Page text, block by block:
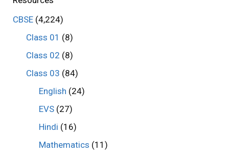
CBSE (4,224)
Class 01 (8)
Class 02 (8)
Class 03 (84)
English (24)
EVS (27)
Hindi (16)
Mathematics (11)